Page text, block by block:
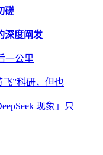
磋
深度阐发
一公里
”科研，但也
现象」只